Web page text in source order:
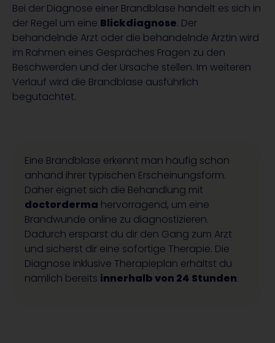
Bei der Diagnose einer Brandblase handelt es sich in
der Regel um eine Blickdiagnose. Der
behandelnde Arzt oder die behandelnde Ärztin wird
im Rahmen eines Gespräches Fragen zu den
Beschwerden und der Ursache stellen. Im weiteren
Verlauf wird die Brandblase ausführlich
begutachtet.
Eine Brandblase erkennt man häufig schon
anhand ihrer typischen Erscheinungsform.
Daher eignet sich die Behandlung mit
doctorderma hervorragend, um eine
Brandwunde online zu diagnostizieren.
Dadurch ersparst du dir den Gang zum Arzt
und sicherst dir eine sofortige Therapie. Die
Diagnose inklusive Therapieplan erhältst du
nämlich bereits innerhalb von 24 Stunden.